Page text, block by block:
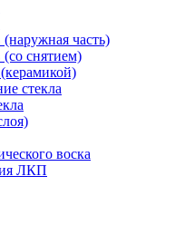
часть)
снятием)
стекла
воска
ЛКП